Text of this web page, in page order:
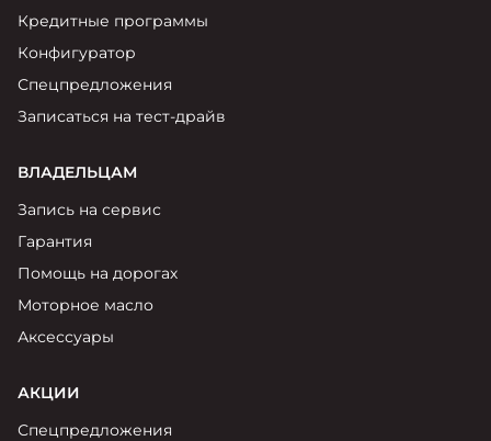
Кредитные программы
Конфигуратор
Спецпредложения
Записаться на тест-драйв
ВЛАДЕЛЬЦАМ
Запись на сервис
Гарантия
Помощь на дорогах
Моторное масло
Аксессуары
АКЦИИ
Спецпредложения